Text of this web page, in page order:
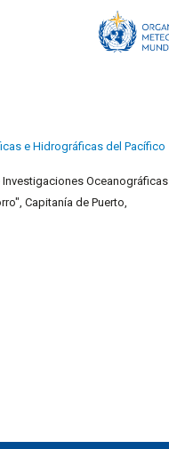
e Hidrográficas del Pacífico
Oceanográficas
Capitanía de Puerto,